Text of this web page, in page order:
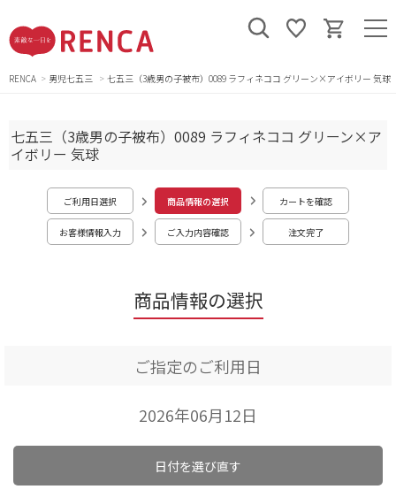
RENCA 男児七五三 七五三（3歳男の子被布）0089 ラフィネココ グリーン×アイボリー 気球
商品情報の選択
七五三（3歳男の子被布）0089 ラフィネココ グリーン×ア
イボリー 気球
ご利用日選択 商品情報の選択 カートを確認
お客様情報入力 ご入力内容確認 注文完了
ご指定のご利用日
2026年06月12日
日付を選び直す